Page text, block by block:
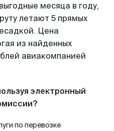
месяца в году,
летают 5 прямых
Цена
из найденных
авиакомпанией
электронный
по перевозке